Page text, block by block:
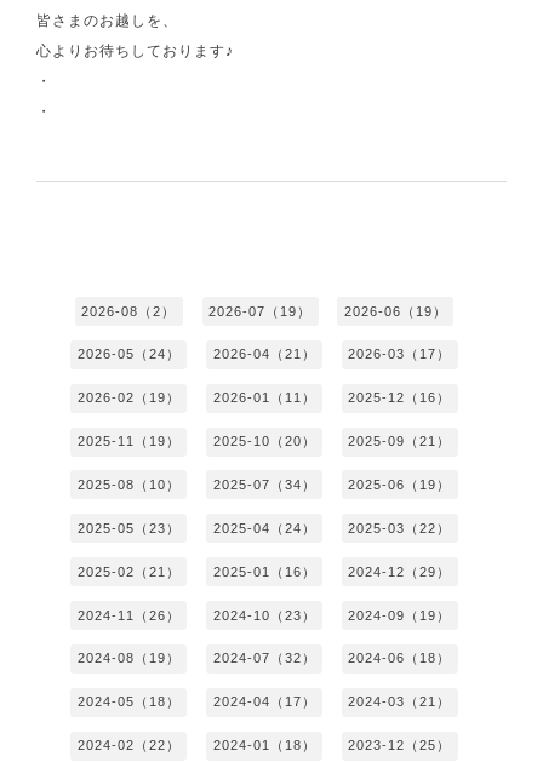
皆さまのお越しを、
心よりお待ちしております♪
・
・
2026-08（2） 2026-07（19） 2026-06（19）
2026-05（24） 2026-04（21） 2026-03（17）
2026-02（19） 2026-01（11） 2025-12（16）
2025-11（19） 2025-10（20） 2025-09（21）
2025-08（10） 2025-07（34） 2025-06（19）
2025-05（23） 2025-04（24） 2025-03（22）
2025-02（21） 2025-01（16） 2024-12（29）
2024-11（26） 2024-10（23） 2024-09（19）
2024-08（19） 2024-07（32） 2024-06（18）
2024-05（18） 2024-04（17） 2024-03（21）
2024-02（22） 2024-01（18） 2023-12（25）